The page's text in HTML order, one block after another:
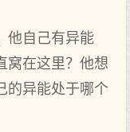
他自己有异能
窝在这里？他想
的异能处于哪个